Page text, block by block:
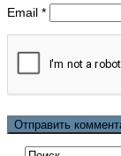
Email *